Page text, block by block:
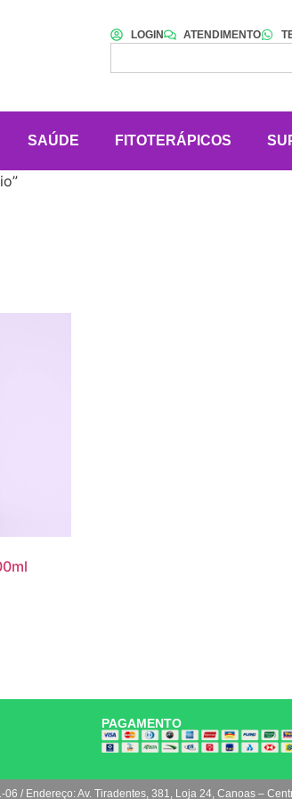
LOGIN ATENDIMENTO
SAÚDE FITOTERÁPICOS
PAGAMENTO
/ Endereço: Av. Tiradentes, 381, Loja 24, Canoas –